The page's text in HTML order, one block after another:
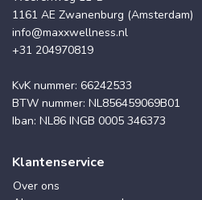
1161 AE Zwanenburg (Amsterdam)
info@maxxwellness.nl
+31 204970819
KvK nummer: 66242533
BTW nummer: NL856459069B01
Iban: NL86 INGB 0005 346373
Klantenservice
Over ons